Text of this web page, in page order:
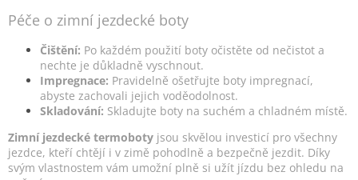
Péče o zimní jezdecké boty
Čištění: Po každém použití boty očistěte od nečistot a
nechte je důkladně vyschnout.
Impregnace: Pravidelně ošetřujte boty impregnací,
abyste zachovali jejich voděodolnost.
Skladování: Skladujte boty na suchém a chladném místě.
Zimní jezdecké termoboty jsou skvělou investicí pro všechny
jezdce, kteří chtějí i v zimě pohodlně a bezpečně jezdit. Díky
svým vlastnostem vám umožní plně si užít jízdu bez ohledu na